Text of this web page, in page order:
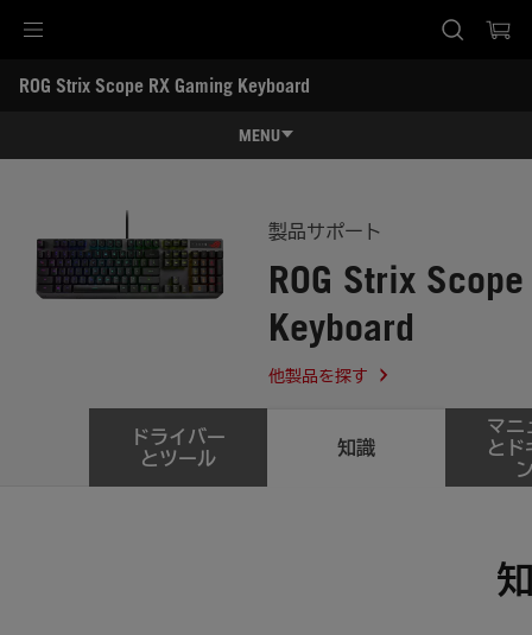
Skip to content
Accessibility Help
Skip to Menu
ASUS Footer
ROG Strix Scope RX Gaming Keyboard
MENU
レビュー記事 / 動画
製品サポート
ROG Strix
Keyboard
他製品を探す
ドライバー
とツール
知識
マニ
とド